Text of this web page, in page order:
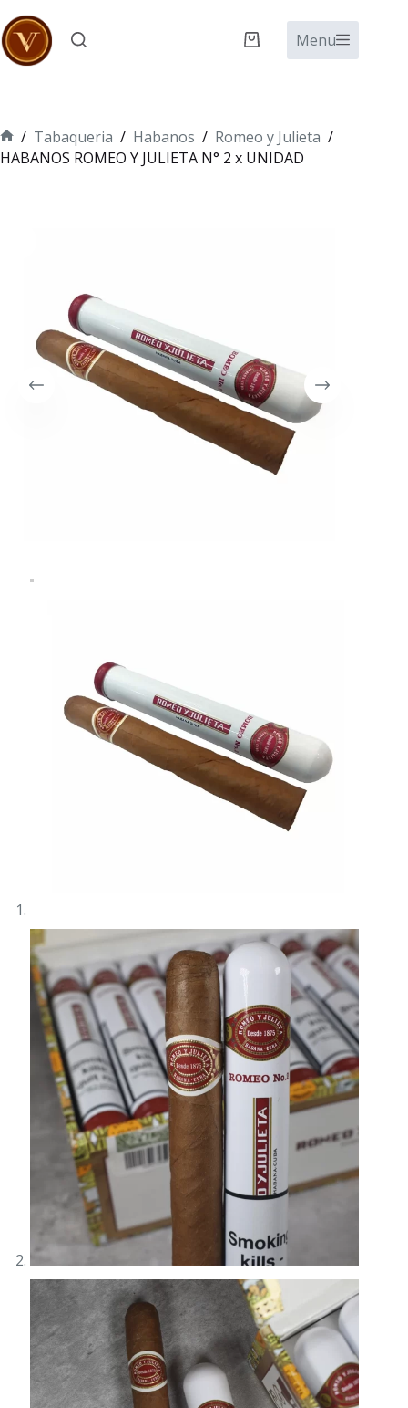
al
contenido
Carro
Menu
Inicio
/ Tabaqueria / Habanos / Romeo y Julieta /
HABANOS ROMEO Y JULIETA N° 2 x UNIDAD